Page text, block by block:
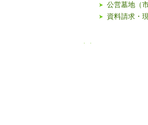
公営墓地（
資料請求・